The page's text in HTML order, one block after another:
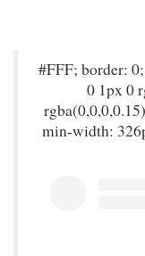
#FFF; border:
0 1px 0
min-width: